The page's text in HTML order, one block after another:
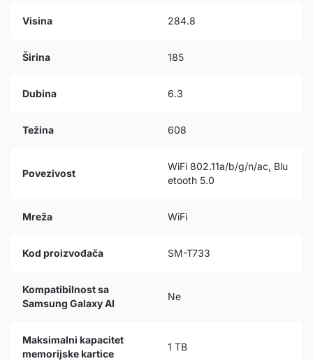
Visina 284.8
Širina 185
Dubina 6.3
Težina 608
Povezivost
WiFi 802.11a/b/g/n/ac, Blu
etooth 5.0
Mreža WiFi
Kod proizvođača SM-T733
Kompatibilnost sa
Samsung Galaxy AI
Ne
Maksimalni kapacitet
memorijske kartice
1 TB